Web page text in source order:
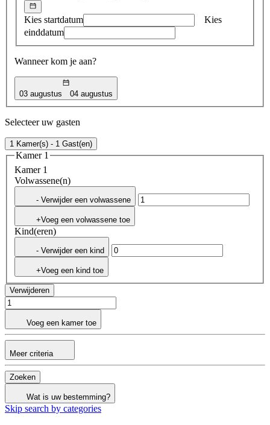
Kies startdatum
Kies
einddatum
Wanneer kom je aan?
03 augustus 04 augustus
Selecteer uw gasten
1 Kamer(s) - 1 Gast(en)
Kamer 1
Kamer 1
Volwassene(n)
- Verwijder een volwassene
+Voeg een volwassene toe
Kind(eren)
- Verwijder een kind
+Voeg een kind toe
Verwijderen
Voeg een kamer toe
Meer criteria
Zoeken
Wat is uw bestemming?
Skip search by categories